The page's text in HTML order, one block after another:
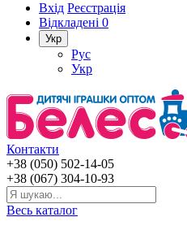
Вхід Реєстрація
Відкладені 0
Укр
Рус
Укр
Контакти
+38 (050) 502-14-05
+38 (067) 304-10-93
Весь каталог